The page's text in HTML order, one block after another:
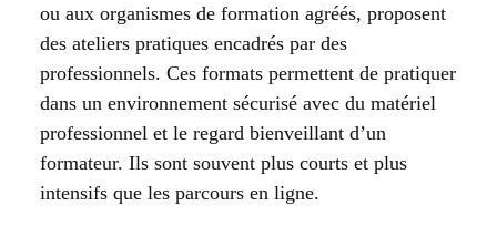
ou aux organismes de formation agréés, proposent
des ateliers pratiques encadrés par des
professionnels. Ces formats permettent de pratiquer
dans un environnement sécurisé avec du matériel
professionnel et le regard bienveillant d’un
formateur. Ils sont souvent plus courts et plus
intensifs que les parcours en ligne.